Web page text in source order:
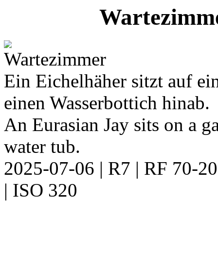
Ein Eichelhäher sitzt auf
einen Wasserbottich hinab.
An Eurasian Jay sits on a
water tub.
2025-07-06 | R7 | RF 70-
| ISO 320